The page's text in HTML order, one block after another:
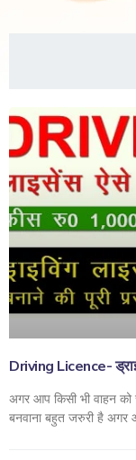
Driving Licence-
अगर आप किसी भी वाहन
बनवाना बहुत जरुरी है